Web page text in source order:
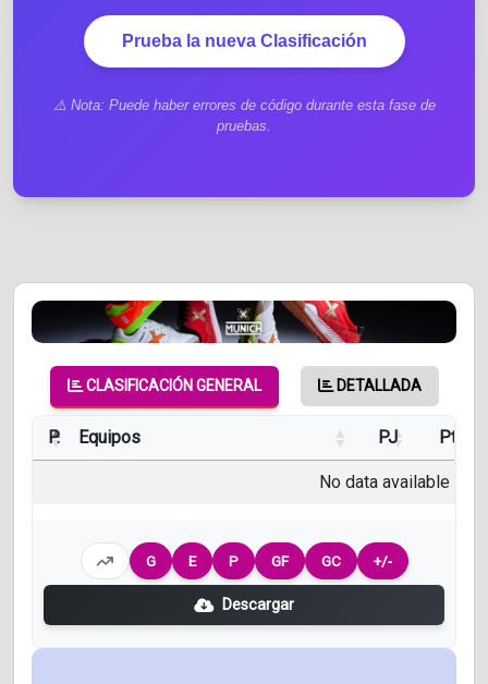
Prueba la nueva Clasificación
⚠️ Nota: Puede haber errores de código durante esta fase de
pruebas.
CLASIFICACIÓN GENERAL DETALLADA
P. Equipos PJ Pts
No data available in
G E P GF GC +/-
Descargar